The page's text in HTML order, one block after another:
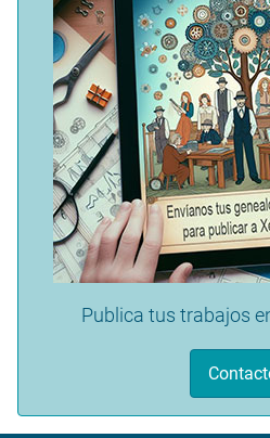
Publica tus trabajos